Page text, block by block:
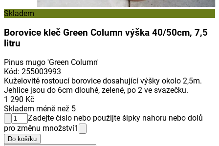
Skladem
Borovice kleč Green Column výška 40/50cm, 7,5
litru
Pinus mugo 'Green Column'
Kód: 255003993
Kuželovitě rostoucí borovice dosahující výšky okolo 2,5m.
Jehlice jsou do 6cm dlouhé, zelené, po 2 ve svazečku.
1 290 Kč
Skladem méně než 5
Zadejte číslo nebo použijte šipky nahoru nebo dolů
pro změnu množství1
Do košíku